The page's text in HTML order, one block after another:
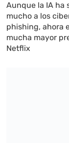
Aunque la IA ha
mucho a los
phishing, ahora
mucha mayor
Netflix